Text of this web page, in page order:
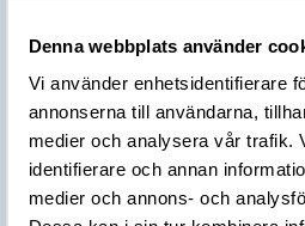
Denna webbplats använder
Vi använder enhetsidentifierare
annonserna till användarna,
medier och analysera vår trafik.
identifierare och annan
medier och annons- och